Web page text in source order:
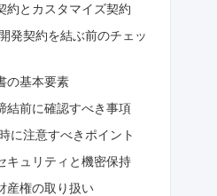
約とカスタマイズ契約
発契約を結ぶ前のチェッ
の基本要素
結前に確認すべき事項
に注意すべきポイント
キュリティと機密保持
産権の取り扱い